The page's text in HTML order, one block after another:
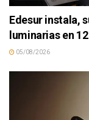
Edesur instala,
luminarias en
05/08/2026